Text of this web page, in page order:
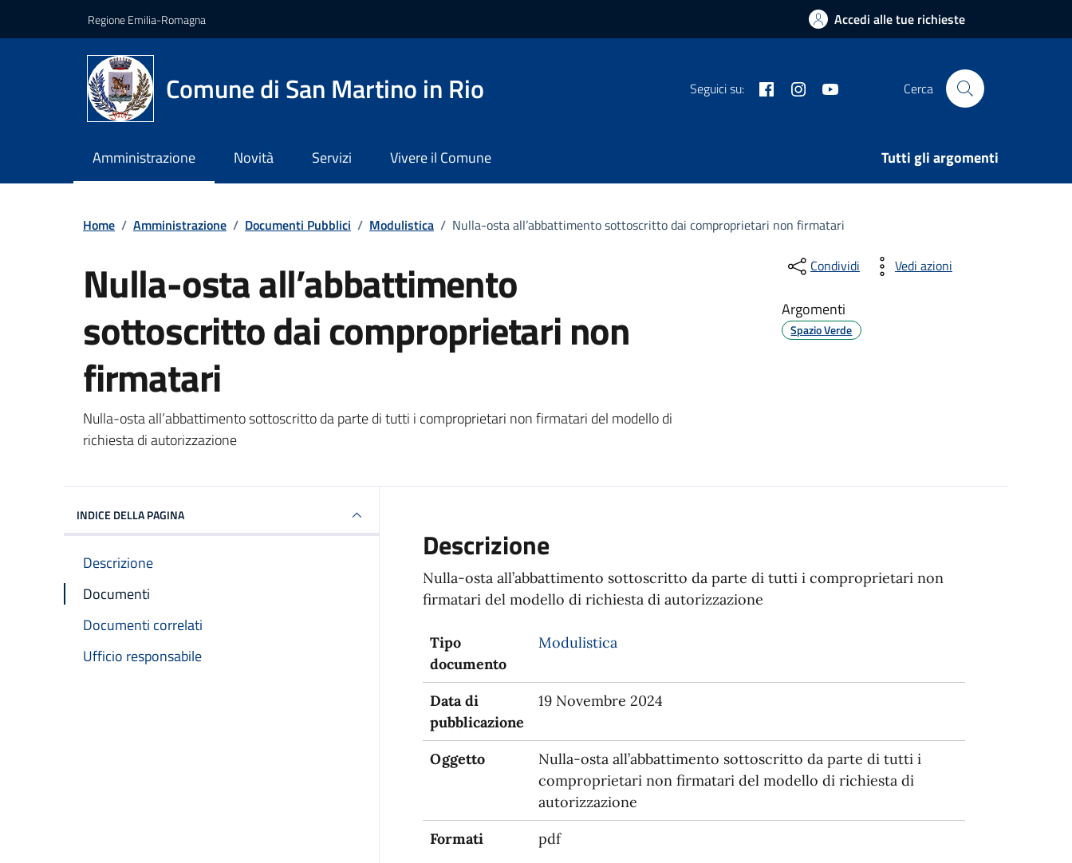
Regione Emilia-Romagna Accedi alle tue richieste
Comune di San Martino in Rio Seguici su: FacebookInstagram Cerca
Amministrazione Novità Servizi Vivere il Comune Tutti gli argomenti
Home / Amministrazione / Documenti Pubblici / Modulistica / Nulla-osta all’abbattimento sottoscritto dai comproprietari non firmatari
Nulla-osta all’abbattimento
sottoscritto dai comproprietari non
firmatari
Dettagli del documento
Nulla-osta all’abbattimento sottoscritto da parte di tutti i comproprietari non firmatari del modello di
richiesta di autorizzazione
Condividi Vedi azioni
Argomenti
Spazio Verde
INDICE DELLA PAGINA
Descrizione
Documenti
Documenti correlati
Ufficio responsabile
Descrizione
Nulla-osta all’abbattimento sottoscritto da parte di tutti i comproprietari non
firmatari del modello di richiesta di autorizzazione
Tipo
documento
Modulistica
Data di
pubblicazione
19 Novembre 2024
Oggetto
Nulla-osta all’abbattimento sottoscritto da parte di tutti i
comproprietari non firmatari del modello di richiesta di
autorizzazione
Formati
pdf